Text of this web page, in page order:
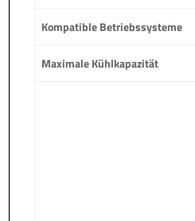
Kompatible Betriebssysteme
Maximale Kühlkapazität